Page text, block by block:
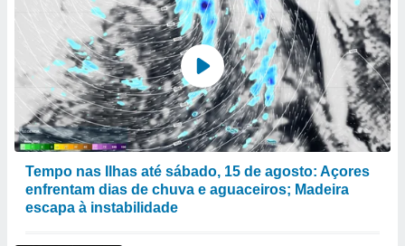
Tempo nas Ilhas até sábado, 15 de agosto: Açores
enfrentam dias de chuva e aguaceiros; Madeira
escapa à instabilidade